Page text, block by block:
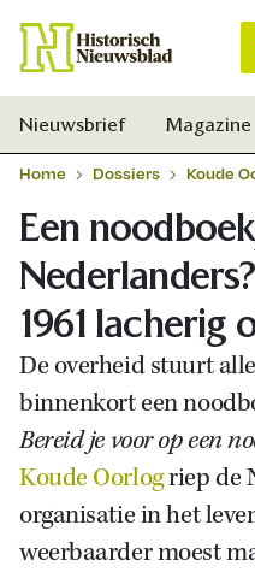
Nieuwsbrief Magazine
Home Dossiers Koude
Een
1961 lacherig
De overheid stuurt
binnenkort een
Bereid je voor op een
Koude Oorlogriep de
organisatie in het
weerbaarder moest